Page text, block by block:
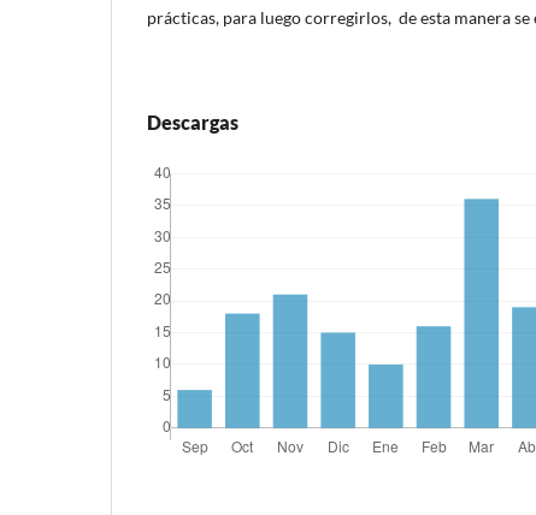
prácticas, para luego corregirlos, de esta manera
Descargas